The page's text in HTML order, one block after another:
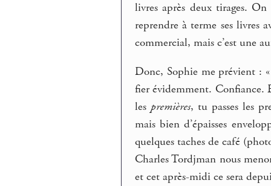
livres après deux tirages.
reprendre à terme ses livres
commercial, mais c’est une
Donc, Sophie me prévient :
fier évidemment. Confiance.
lespremières, tu passes les
mais bien d’épaisses
quelques taches de café
Charles Tordjman nous
et cet après-midi ce sera